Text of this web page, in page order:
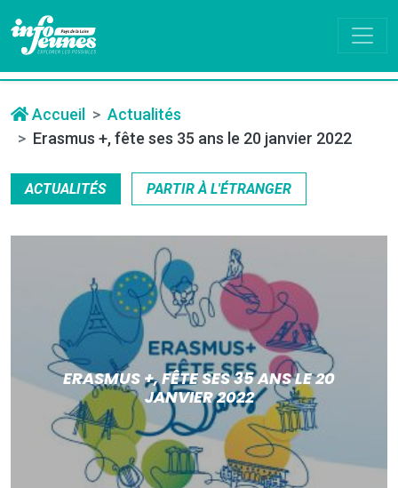
Accueil
Actualités
Erasmus +, fête ses 35 ans le 20 janvier 2022
ACTUALITÉS PARTIR À L'ÉTRANGER
ERASMUS +, FÊTE SES 35 ANS LE 20
JANVIER 2022